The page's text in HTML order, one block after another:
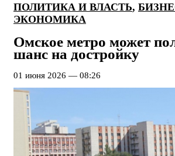
ПОЛИТИКА И ВЛАСТЬ,
ЭКОНОМИКА
Омское метро может
шанс на достройку
01 июня 2026 — 08:26